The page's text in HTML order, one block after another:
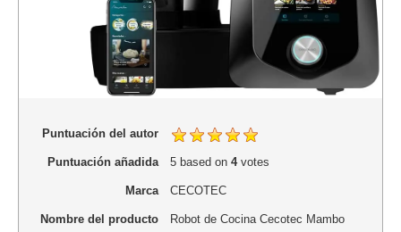
Puntuación del autor
Puntuación añadida 5based on 4votes
Marca CECOTEC
Nombre del producto
Robot de Cocina Cecotec Mambo